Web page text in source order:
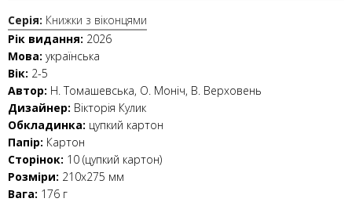
Серія: Книжки з віконцями
Рік видання: 2026
Мова: українська
Вік: 2-5
Автор: Н. Томашевська, О. Моніч, В. Верховень
Дизайнер: Вікторія Кулик
Обкладинка: цупкий картон
Папір: Картон
Сторінок: 10 (цупкий картон)
Розміри: 210x275 мм
Вага: 176 г